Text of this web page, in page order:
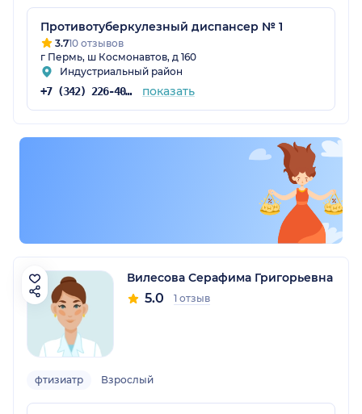
Противотуберкулезный диспансер № 1
3.710 отзывов
г Пермь, ш Космонавтов, д 160
Индустриальный район
+7 (342) 226-40-14 показать
Вилесова Серафима Григорьевна
5.0 1 отзыв
фтизиатр Взрослый